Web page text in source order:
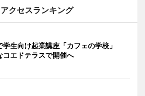
アクセスランキング
学生向け起業講座「カフェの学校」
コエドテラスで開催へ